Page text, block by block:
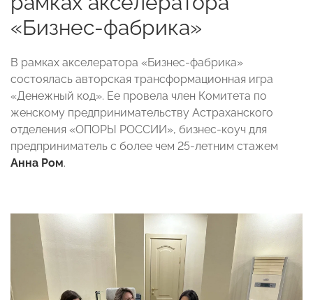
«Бизнес-фабрика»
В рамках акселератора «Бизнес-фабрика»
состоялась авторская трансформационная игра
«Денежный код». Ее провела член Комитета по
женскому предпринимательству Астраханского
отделения «ОПОРЫ РОССИИ», бизнес-коуч для
предприниматель с более чем 25-летним стажем
Анна Ром.